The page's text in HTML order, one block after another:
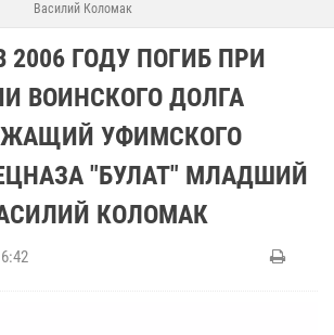
Василий Коломак
2006 ГОДУ ПОГИБ ПРИ
ВОИНСКОГО ДОЛГА
УФИМСКОГО
"БУЛАТ" МЛАДШИЙ
КОЛОМАК